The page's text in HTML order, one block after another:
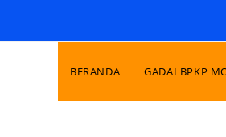
BERANDA GADAI BPKP